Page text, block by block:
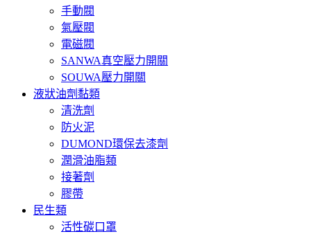
手動閥
氣壓閥
電磁閥
SANWA真空壓力開關
SOUWA壓力開關
液狀油劑黏類
清洗劑
防火泥
DUMOND環保去漆劑
潤滑油脂類
接著劑
膠帶
民生類
活性碳口罩